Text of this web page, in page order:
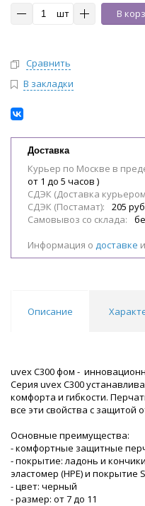
шт В
Сравнить
В закладки
Доставка
Курьер по Москве в
от 1 до 5 часов )
СДЭК (Доставка
СДЭК (Постамат):
205
Самовывоз со склада:
Информация о доставке и
Описание
uvex С300 фом -
Серия uvex C300
комфорта и гибкости.
все эти свойства с защитой
Основные преимущества:
- комфортные защитные
- покрытие: ладонь и
эластомер (HPE) и покрытие
- цвет: черный
- размер: от 7 до 11